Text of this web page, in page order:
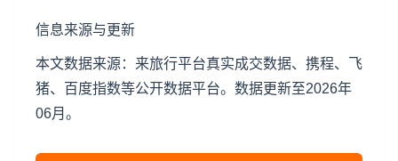
信息来源与更新
本文数据来源：来旅行平台真实成交数据、携程、飞
猪、百度指数等公开数据平台。数据更新至2026年
06月。